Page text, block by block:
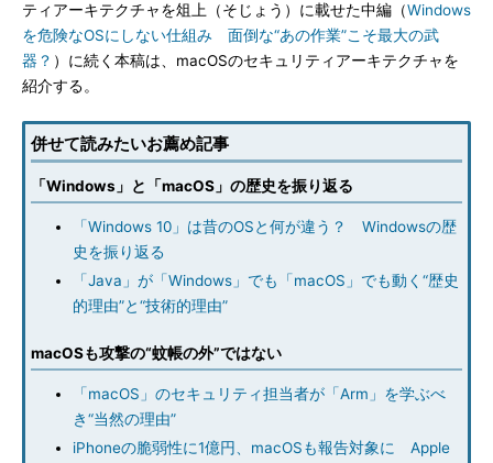
ティアーキテクチャを俎上（そじょう）に載せた中編（Windows
を危険なOSにしない仕組み 面倒な“あの作業”こそ最大の武
器？ ）に続く本稿は、macOSのセキュリティアーキテクチャを
紹介する。
併せて読みたいお薦め記事
「Windows」と「macOS」の歴史を振り返る
「Windows 10」は昔のOSと何が違う？ Windowsの歴
史を振り返る
「Java」が「Windows」でも「macOS」でも動く“歴史
的理由”と“技術的理由”
macOSも攻撃の“蚊帳の外”ではない
「macOS」のセキュリティ担当者が「Arm」を学ぶべ
き“当然の理由”
iPhoneの脆弱性に1億円、macOSも報告対象に Apple